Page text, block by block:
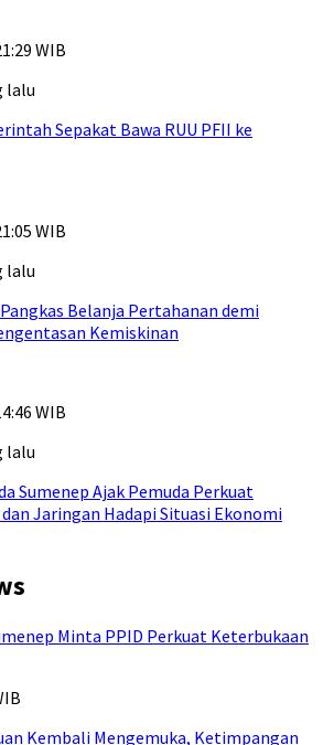
WIB
lalu
Sepakat Bawa RUU PFII ke
WIB
lalu
Belanja Pertahanan demi
Kemiskinan
WIB
lalu
Sumenep Ajak Pemuda Perkuat
Jaringan Hadapi Situasi Ekonomi
Minta PPID Perkuat Keterbukaan
Kembali Mengemuka, Ketimpangan